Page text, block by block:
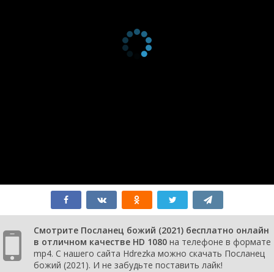
Смотрите Посланец божий (2021) бесплатно онлайн
в отличном качестве HD 1080 на телефоне в формате
mp4. С нашего сайта Hdrezka можно скачать Посланец
божий (2021). И не забудьте поставить лайк!